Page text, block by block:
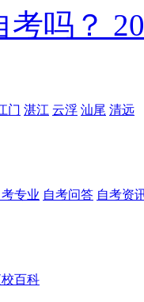
吗？
门 湛江 云浮 汕尾 清远
考专业 自考问答 自考资
百科